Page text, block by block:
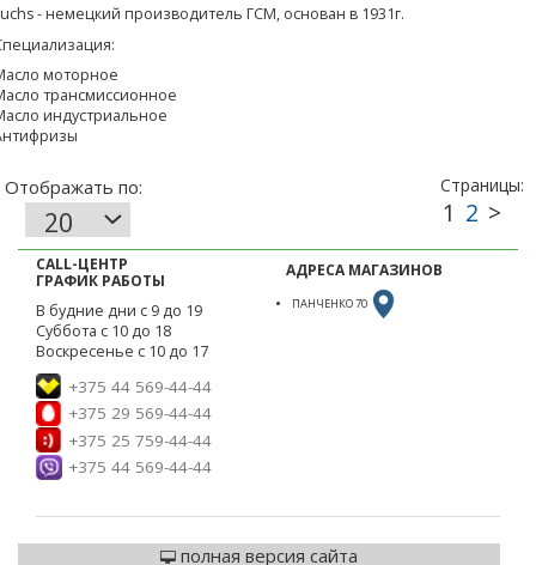
- немецкий производитель ГСМ, основан в 1931г.
моторное
трансмиссионное
индустриальное
CALL-ЦЕНТР
ГРАФИК РАБОТЫ
В будние дни с 9 до 19
Суббота с 10 до 18
Воскресенье с 10 до 17
+375 44 569-44-44
+375 29 569-44-44
+375 25 759-44-44
+375 44 569-44-44
АДРЕСА МАГАЗИНОВ
ПАНЧЕНКО 70
полная версия сайта